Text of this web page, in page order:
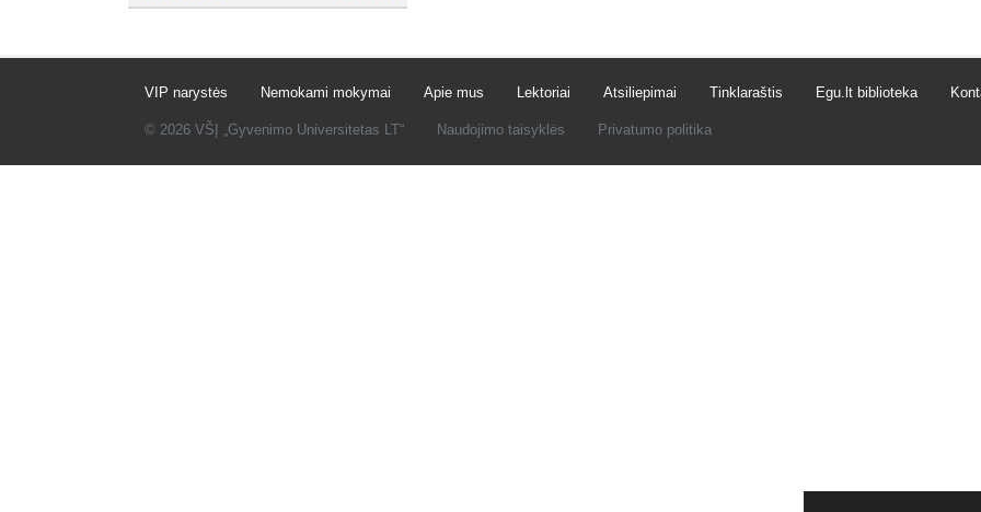
VIP narystės Nemokami mokymai Apie mus Lektoriai Atsiliepimai Tinklaraštis Egu.lt biblioteka
© 2026 VŠĮ „Gyvenimo Universitetas LT“ Naudojimo taisyklės Privatumo politika